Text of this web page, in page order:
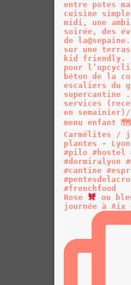
Rose ou
journée à Aix